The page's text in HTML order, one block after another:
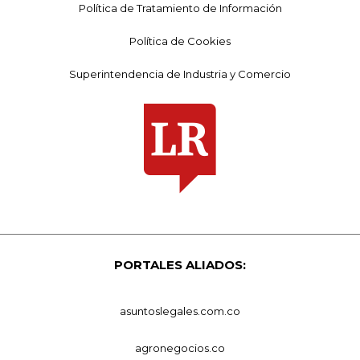
Política de Tratamiento de Información
Política de Cookies
Superintendencia de Industria y Comercio
PORTALES ALIADOS:
asuntoslegales.com.co
agronegocios.co